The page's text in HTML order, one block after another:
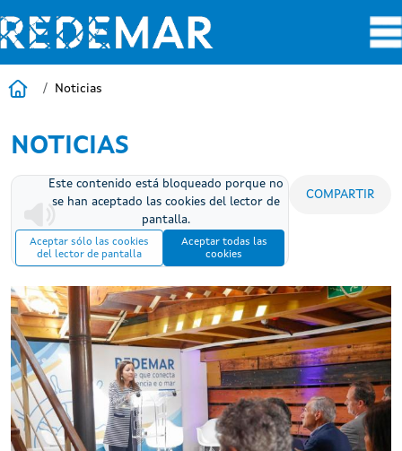
Inicio
Noticias
NOTICIAS
Este contenido está bloqueado porque no
se han aceptado las cookies del lector de
pantalla.
Aceptar sólo las cookies
del lector de pantalla
Aceptar todas las
cookies
COMPARTIR